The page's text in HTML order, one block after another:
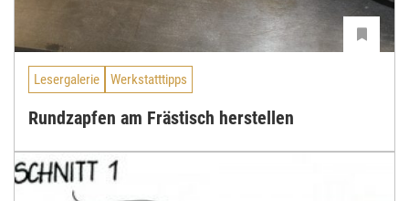
Lesergalerie Werkstatttipps
Rundzapfen am Frästisch herstellen